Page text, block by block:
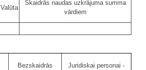
Valūta
Skaidrās naudas uzkrājuma summa
vārdiem
Bezskaidrās
Juridiskai personai -